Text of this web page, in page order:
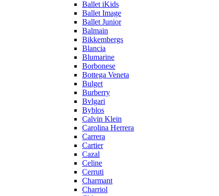
Ballet iKids
Ballet Image
Ballet Junior
Balmain
Bikkembergs
Blancia
Blumarine
Borbonese
Bottega Veneta
Bulget
Burberry
Bvlgari
Byblos
Calvin Klein
Carolina Herrera
Carrera
Cartier
Cazal
Celine
Cerruti
Charmant
Charriol